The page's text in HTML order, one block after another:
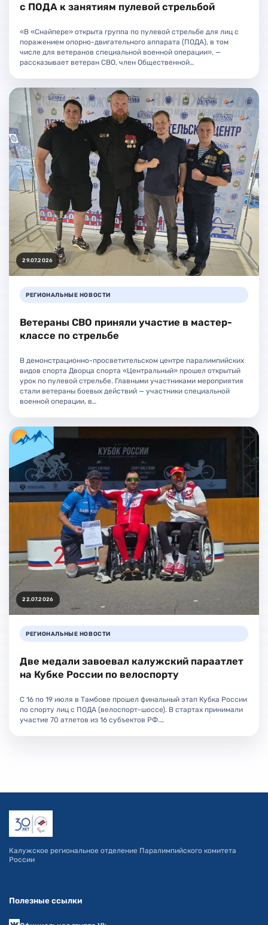
с ПОДА к занятиям пулевой стрельбой
«В «Снайпере» открыта группа по пулевой стрельбе для лиц с
поражением опорно-двигательного аппарата (ПОДА), в том
числе для ветеранов специальной военной операции», —
рассказывает ветеран СВО, член Общественной…
29.07.2026
РЕГИОНАЛЬНЫЕ НОВОСТИ
Ветераны СВО приняли участие в мастер-
классе по стрельбе
В демонстрационно-просветительском центре паралимпийских
видов спорта Дворца спорта «Центральный» прошел открытый
урок по пулевой стрельбе. Главными участниками мероприятия
стали ветераны боевых действий — участники специальной
военной операции, в…
22.07.2026
РЕГИОНАЛЬНЫЕ НОВОСТИ
Две медали завоевал калужский параатлет
на Кубке России по велоспорту
С 16 по 19 июля в Тамбове прошел финальный этап Кубка России
по спорту лиц с ПОДА (велоспорт-шоссе). В стартах принимали
участие 70 атлетов из 16 субъектов РФ.…
Калужское региональное отделение Паралимпийского комитета
России
Полезные ссылки